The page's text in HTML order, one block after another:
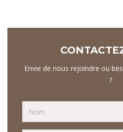
Envie de nous rejoindre ou
?